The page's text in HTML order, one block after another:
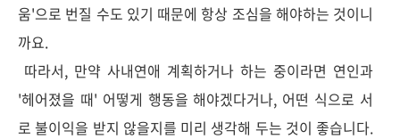
움'으로 번질 수도 있기 때문에 항상 조심을 해야하는 것이니
까요.
따라서, 만약 사내연애 계획하거나 하는 중이라면 연인과
'헤어졌을 때' 어떻게 행동을 해야겠다거나, 어떤 식으로 서
로 불이익을 받지 않을지를 미리 생각해 두는 것이 좋습니다.